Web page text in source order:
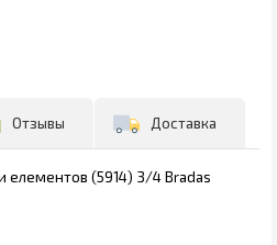
Отзывы Доставка
елементов (5914) 3/4 Bradas